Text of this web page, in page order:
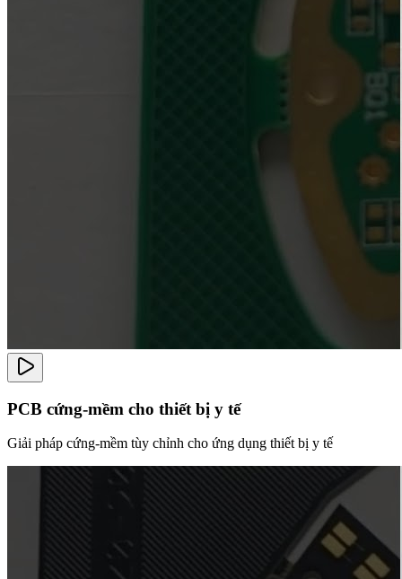
PCB cứng-mềm cho thiết bị y tế
Giải pháp cứng-mềm tùy chỉnh cho ứng dụng thiết bị y tế